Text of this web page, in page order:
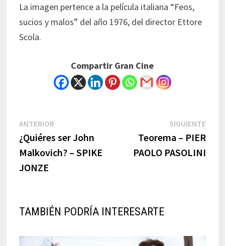
La imagen pertence a la película italiana “Feos,
sucios y malos” del año 1976, del director Ettore
Scola.
Compartir Gran Cine
Navegación
de
entradas
ANTERIOR
post:
¿Quiéres ser John
Malkovich? – SPIKE
JONZE
SIGUIENTENext
post:
Teorema – PIER
PAOLO PASOLINI
TAMBIÉN PODRÍA INTERESARTE